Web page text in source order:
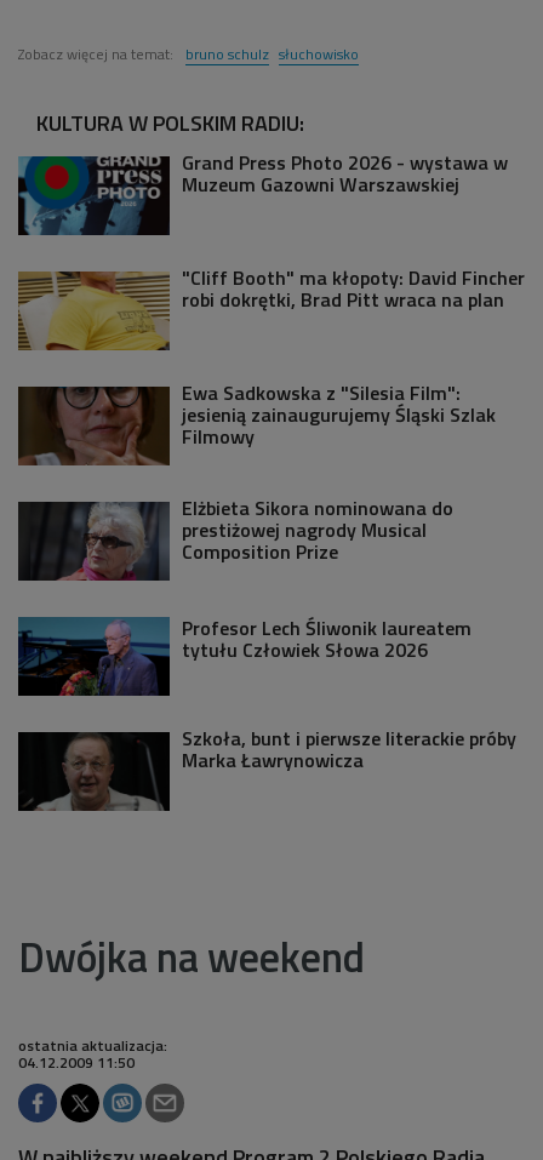
Zobacz więcej na temat: bruno schulz słuchowisko
KULTURA W POLSKIM RADIU:
Grand Press Photo 2026 - wystawa w
Muzeum Gazowni Warszawskiej
"Cliff Booth" ma kłopoty: David Fincher
robi dokrętki, Brad Pitt wraca na plan
Ewa Sadkowska z "Silesia Film":
jesienią zainaugurujemy Śląski Szlak
Filmowy
Elżbieta Sikora nominowana do
prestiżowej nagrody Musical
Composition Prize
Profesor Lech Śliwonik laureatem
tytułu Człowiek Słowa 2026
Szkoła, bunt i pierwsze literackie próby
Marka Ławrynowicza
Dwójka na weekend
ostatnia aktualizacja:
04.12.2009 11:50